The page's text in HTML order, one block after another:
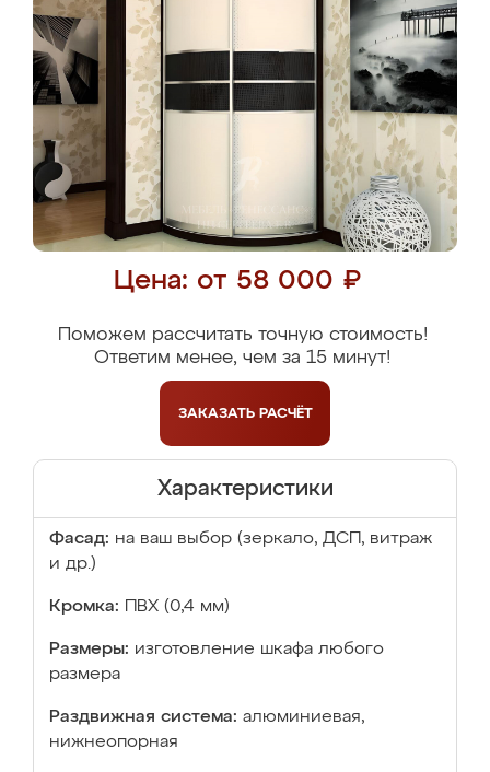
Цена: от 58 000 ₽
Поможем рассчитать точную стоимость!
Ответим менее, чем за 15 минут!
ЗАКАЗАТЬ РАСЧЁТ
Характеристики
Фасад: на ваш выбор (зеркало, ДСП, витраж
и др.)
Кромка: ПВХ (0,4 мм)
Размеры: изготовление шкафа любого
размера
Раздвижная система: алюминиевая,
нижнеопорная